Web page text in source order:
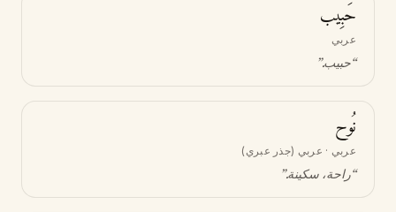
حَبِيب
عربي
“حبيب.”
نُوح
عربي · عربي (جذر عبري)
“راحة، سكينة.”